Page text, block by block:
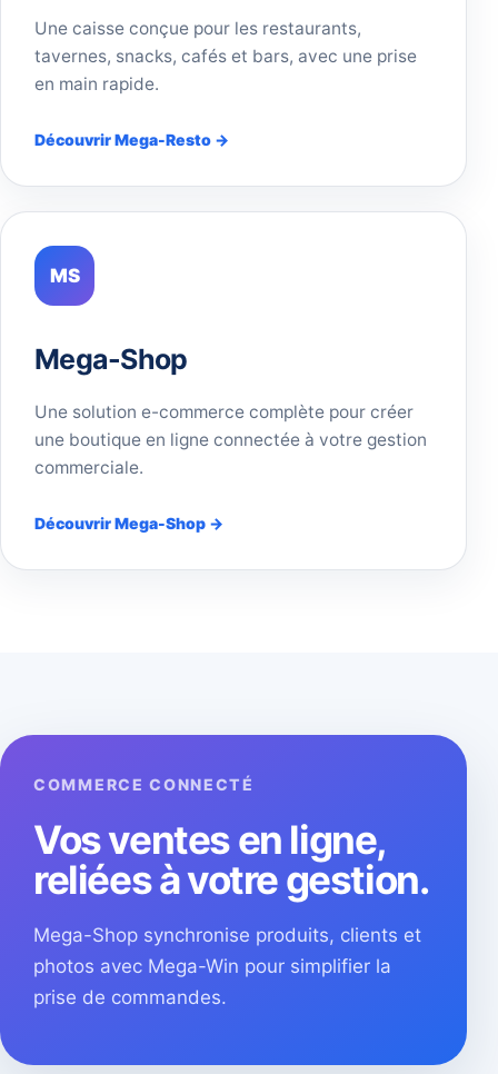
Une caisse conçue pour les restaurants,
tavernes, snacks, cafés et bars, avec une prise
en main rapide.
Découvrir Mega-Resto →
MS
Mega-Shop
Une solution e-commerce complète pour créer
une boutique en ligne connectée à votre gestion
commerciale.
Découvrir Mega-Shop →
COMMERCE CONNECTÉ
Vos ventes en ligne,
reliées à votre gestion.
Mega-Shop synchronise produits, clients et
photos avec Mega-Win pour simplifier la
prise de commandes.